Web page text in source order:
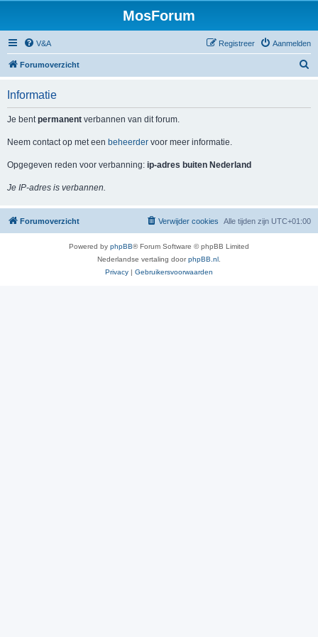
MosForum
V&A Aanmelden
Registreer
Forumoverzicht
Informatie
Je bentpermanent verbannen van dit forum.
Neem contact op met een beheerder voor meer informatie.
Opgegeven reden voor verbanning: ip-adres buiten Nederland
Je IP-adres is verbannen.
Forumoverzicht Alle tijden zijn UTC+01:00
Verwijder cookies
Powered by phpBB® Forum Software © phpBB Limited
Nederlandse vertaling doorphpBB.nl
Privacy | Gebruikersvoorwaarden